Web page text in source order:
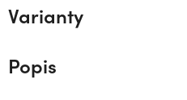
Varianty
Popis